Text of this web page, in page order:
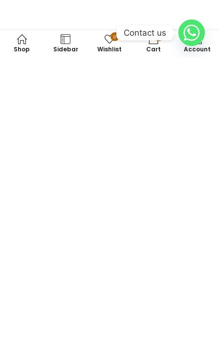
Shop Sidebar
0
Wishlist
0
Cart Account
Contact us